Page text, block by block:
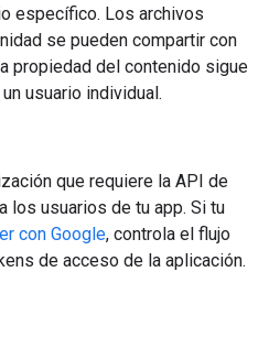
específico. Los archivos
se pueden compartir con
propiedad del contenido sigue
usuario individual.
que requiere la API de
los usuarios de tu app. Si tu
con Google, controla el flujo
de acceso de la aplicación.